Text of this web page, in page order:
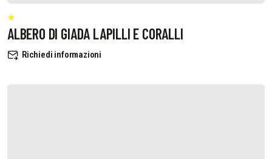
ALBERO DI GIADA LAPILLI E CORALLI
Richiedi informazioni